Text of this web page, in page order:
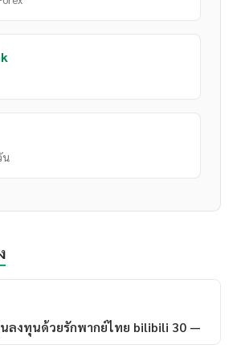
น
ลงทุนด้วยรักพากย์ไทย bilibili 30 —